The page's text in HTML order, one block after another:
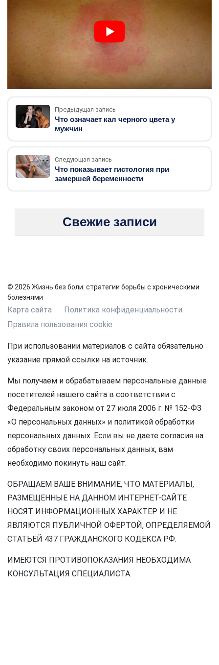
Предыдущая запись
Что означает кал черного цвета у
мужчин
Следующая запись
Что показывает гистология при
замершей беременности
Свежие записи
© 2026 Жизнь без боли: стратегии борьбы с хроническими
болезнями
Карта сайта
Политика конфиденциальности
Правила пользования cookie
При использовании материалов с сайта обязательно
указание прямой ссылки на источник.
Мы получаем и обрабатываем персональные данные
посетителей нашего сайта в соответствии с
Федеральным законом от 27 июля 2006 г. № 152-ФЗ
«О персональных данных» и политикой обработки
персональных данных. Если вы не даете согласия на
обработку своих персональных данных, вам
необходимо покинуть наш сайт.
ОБРАЩАЕМ ВАШЕ ВНИМАНИЕ, ЧТО МАТЕРИАЛЫ,
РАЗМЕЩЕННЫЕ НА ДАННОМ ИНТЕРНЕТ-САЙТЕ
НОСЯТ ИНФОРМАЦИОННЫХ ХАРАКТЕР И НЕ
ЯВЛЯЮТСЯ ПУБЛИЧНОЙ ОФЕРТОЙ, ОПРЕДЕЛЯЕМОЙ
СТАТЬЕЙ 437 ГРАЖДАНСКОГО КОДЕКСА РФ.
ИМЕЮТСЯ ПРОТИВОПОКАЗАНИЯ НЕОБХОДИМА
КОНСУЛЬТАЦИЯ СПЕЦИАЛИСТА.